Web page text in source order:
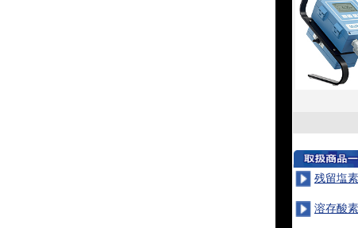
残留塩
溶存酸